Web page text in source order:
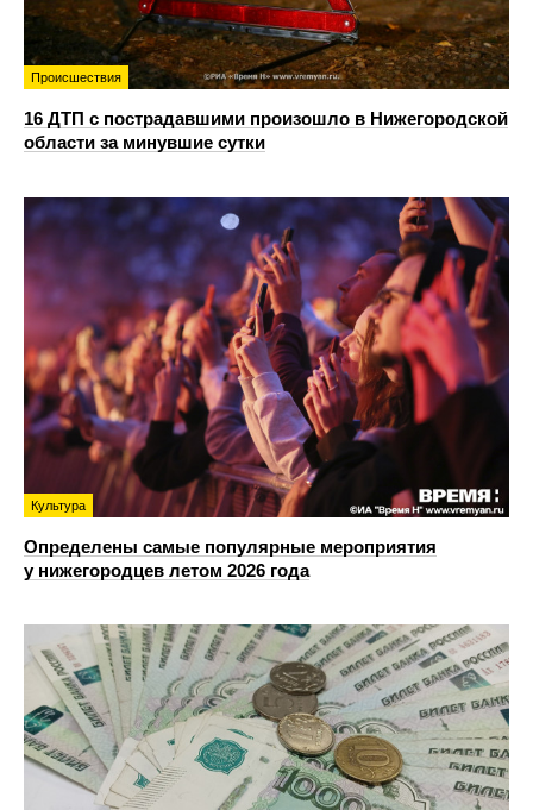
Происшествия
16 ДТП с пострадавшими произошло в Нижегородской
области за минувшие сутки
Культура
Определены самые популярные мероприятия
у нижегородцев летом 2026 года